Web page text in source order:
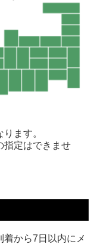
ます。
指定はできませ
から7日以内にメ